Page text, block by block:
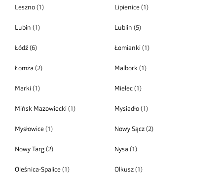
Leszno (1) Lipienice(1)
Lubin (1) Lublin (5)
Łódź (6) Łomianki(1)
Łomża (2) Malbork(1)
Marki (1) Mielec(1)
Mińsk Mazowiecki (1) Mysiadło(1)
Mysłowice (1) Nowy Sącz(2)
Nowy Targ (2) Nysa (1)
Oleśnica-Spalice (1) Olkusz(1)